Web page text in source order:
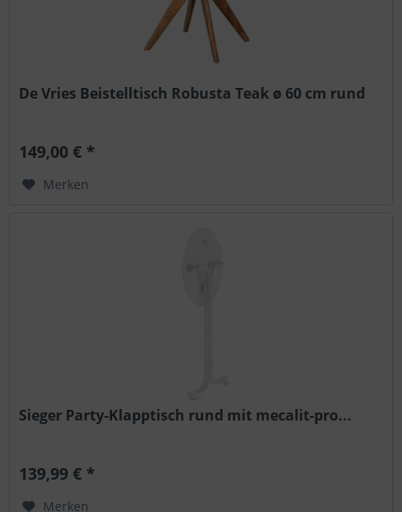
De Vries Beistelltisch Robusta Teak ø 60 cm rund
149,00 € *
Merken
Sieger Party-Klapptisch rund mit mecalit-pro...
139,99 € *
Merken